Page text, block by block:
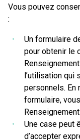
Vous pouvez
:
Un formulaire
pour obtenir le
l’utilisation qui
personnels. En
formulaire,
Une case peut
d’accepter